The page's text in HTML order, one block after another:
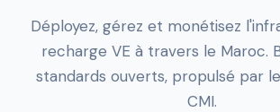
Déployez, gérez et monétisez
recharge VE à travers le Maroc.
standards ouverts, propulsé par
CMI.